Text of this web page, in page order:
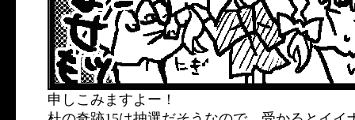
申しこみますよー！